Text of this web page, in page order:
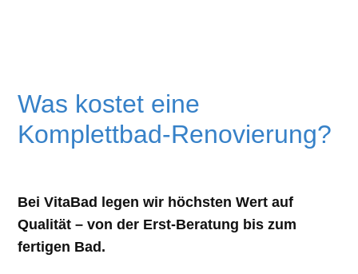
Was kostet eine
Komplettbad-Renovierung?
Bei VitaBad legen wir höchsten Wert auf
Qualität – von der Erst-Beratung bis zum
fertigen Bad.